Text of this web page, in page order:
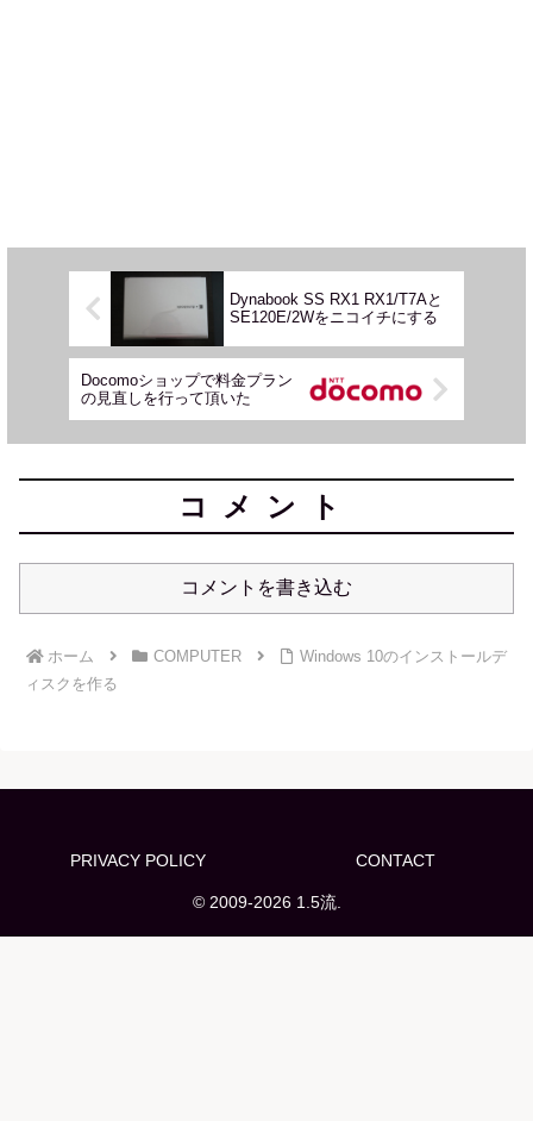
Dynabook SS RX1 RX1/T7Aと
SE120E/2Wをニコイチにする
Docomoショップで料金プラン
の見直しを行って頂いた
コメント
コメントを書き込む
ホーム COMPUTER
Windows 10のインストールデ
ィスクを作る
PRIVACY POLICY CONTACT
© 2009-2026 1.5流.